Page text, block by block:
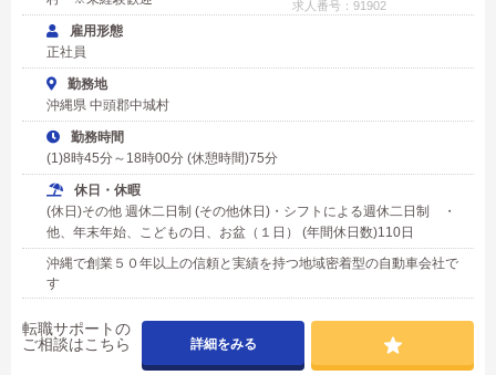
求人番号：91902
雇用形態
正社員
勤務地
沖縄県 中頭郡中城村
勤務時間
(1)8時45分～18時00分 (休憩時間)75分
休日・休暇
(休日)その他 週休二日制 (その他休日)・シフトによる週休二日制 ・
他、年末年始、こどもの日、お盆（１日） (年間休日数)110日
沖縄で創業５０年以上の信頼と実績を持つ地域密着型の自動車会社で
す
転職サポートの
ご相談はこちら
詳細をみる